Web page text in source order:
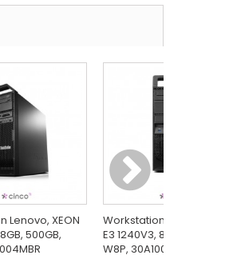
Lenovo, XEON
500GB,
Workstation Lenovo Xeon
E3 1240V3, 8GB, 500GB,
W8P, 30A10041BR